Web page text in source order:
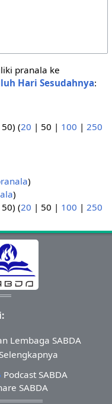
pranala ke
Hari Sesudahnya:
) (20 | 50 | 100 | 250
)
)
) (20 | 50 | 100 | 250
Lembaga SABDA
Podcast SABDA
SABDA